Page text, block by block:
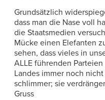
Grundsätzlich
dass man die Nase voll
die Staatsmedien
Mücke einen Elefanten
sehen, dass vieles in
ALLE führenden
Landes immer noch
schlimmer; sie
Gruss